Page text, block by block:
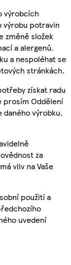
výrobcích
výrobu potravin
změně složek
a alergenů.
a nespoléhat se
stránkách.
získat radu
prosím Oddělení
daného výrobku,
za
vliv na Vaše
použití a
uvedení